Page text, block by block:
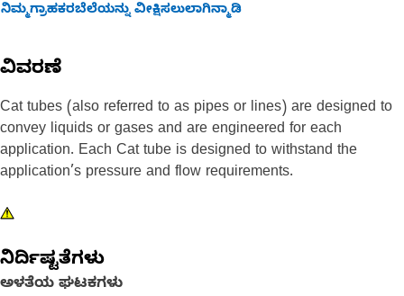
ನಿಮ್ಮಗ್ರಾಹಕರಬೆಲೆಯನ್ನು ವೀಕ್ಷಿಸಲುಲಾಗಿನ್ಮಾಡಿ
ವಿವರಣೆ
Cat tubes (also referred to as pipes or lines) are designed to
convey liquids or gases and are engineered for each
application. Each Cat tube is designed to withstand the
application’s pressure and flow requirements.
ನಿರ್ದಿಷ್ಟತೆಗಳು
ಅಳತೆಯ ಘಟಕಗಳು